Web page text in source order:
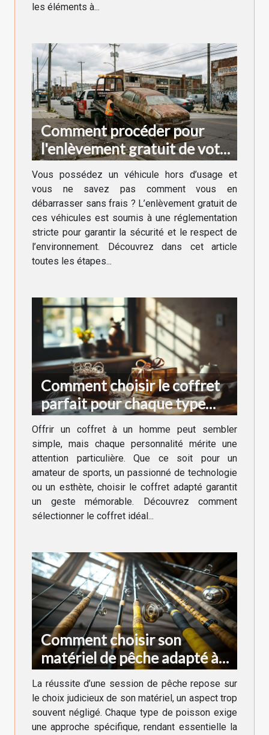
les éléments à...
Comment procéder pour
l'enlèvement gratuit de votre
véhicule hors d'usage ?
Vous possédez un véhicule hors d’usage et
vous ne savez pas comment vous en
débarrasser sans frais ? L’enlèvement gratuit de
ces véhicules est soumis à une réglementation
stricte pour garantir la sécurité et le respect de
l’environnement. Découvrez dans cet article
toutes les étapes...
Comment choisir le coffret
parfait pour chaque type
d'homme ?
Offrir un coffret à un homme peut sembler
simple, mais chaque personnalité mérite une
attention particulière. Que ce soit pour un
amateur de sports, un passionné de technologie
ou un esthète, choisir le coffret adapté garantit
un geste mémorable. Découvrez comment
sélectionner le coffret idéal...
Comment choisir son
matériel de pêche adapté à
chaque type de poisson
La réussite d’une session de pêche repose sur
le choix judicieux de son matériel, un aspect trop
souvent négligé. Chaque type de poisson exige
une approche spécifique, rendant essentielle la